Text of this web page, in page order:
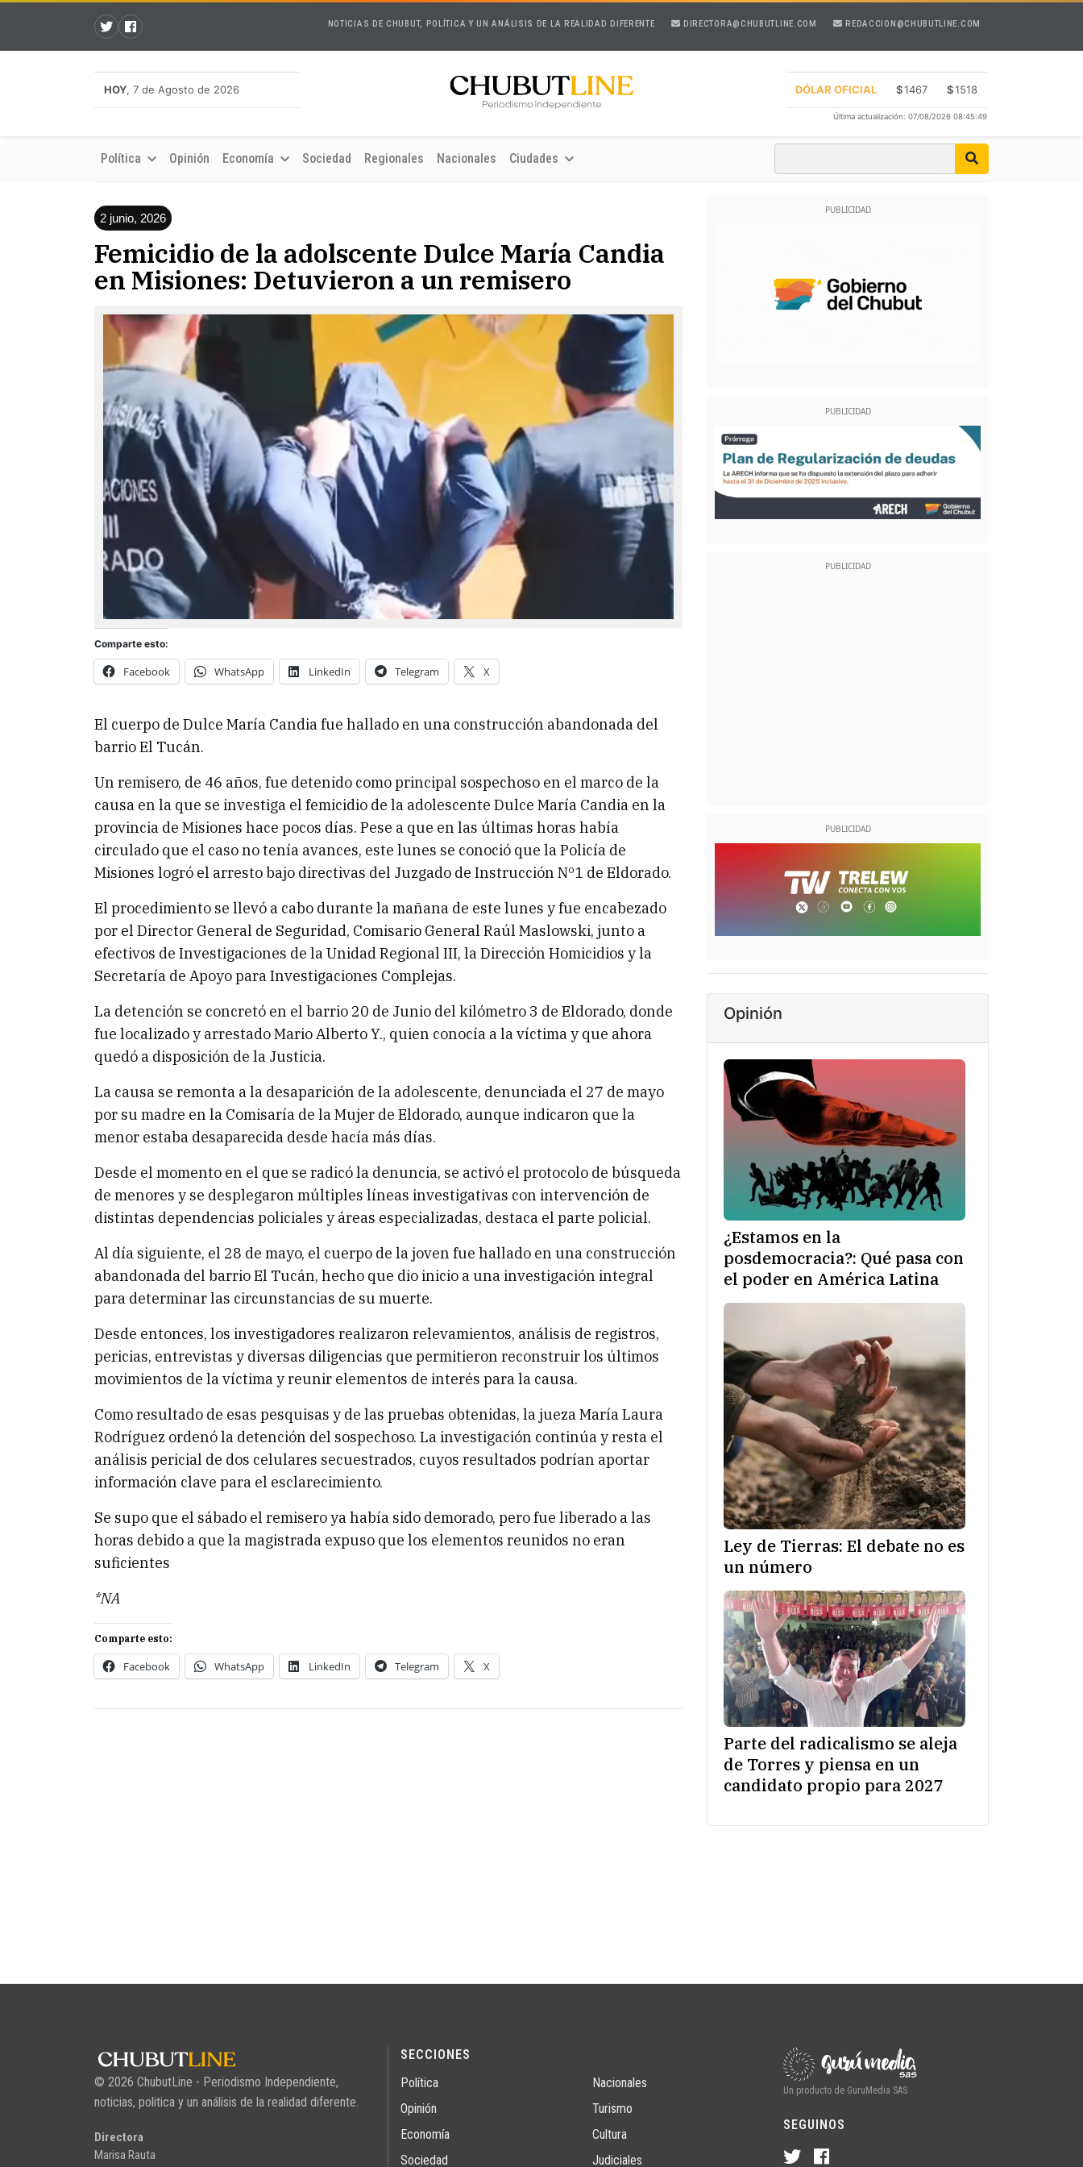
NOTICIAS DE CHUBUT, POLÍTICA Y UN ANÁLISIS DE LA REALIDAD DIFERENTE DIRECTORA@CHUBUTLINE.COM REDACCION@CHUBUTLINE.COM
HOY, 7 de Agosto de 2026 DÓLAR OFICIAL $1467 $1518
Última actualización: 07/08/2026 08:45:49
Política Opinión Economía Sociedad Regionales Nacionales Ciudades
2 junio, 2026
Femicidio de la adolscente Dulce María Candia
en Misiones: Detuvieron a un remisero
Comparte esto:
Facebook WhatsApp LinkedIn Telegram X
El cuerpo de Dulce María Candia fue hallado en una construcción abandonada del
barrio El Tucán.
Un remisero, de 46 años, fue detenido como principal sospechoso en el marco de la
causa en la que se investiga el femicidio de la adolescente Dulce María Candia en la
provincia de Misiones hace pocos días. Pese a que en las últimas horas había
circulado que el caso no tenía avances, este lunes se conoció que la Policía de
Misiones logró el arresto bajo directivas del Juzgado de Instrucción Nº1 de Eldorado.
El procedimiento se llevó a cabo durante la mañana de este lunes y fue encabezado
por el Director General de Seguridad, Comisario General Raúl Maslowski, junto a
efectivos de Investigaciones de la Unidad Regional III, la Dirección Homicidios y la
Secretaría de Apoyo para Investigaciones Complejas.
La detención se concretó en el barrio 20 de Junio del kilómetro 3 de Eldorado, donde
fue localizado y arrestado Mario Alberto Y., quien conocía a la víctima y que ahora
quedó a disposición de la Justicia.
La causa se remonta a la desaparición de la adolescente, denunciada el 27 de mayo
por su madre en la Comisaría de la Mujer de Eldorado, aunque indicaron que la
menor estaba desaparecida desde hacía más días.
Desde el momento en el que se radicó la denuncia, se activó el protocolo de búsqueda
de menores y se desplegaron múltiples líneas investigativas con intervención de
distintas dependencias policiales y áreas especializadas, destaca el parte policial.
Al día siguiente, el 28 de mayo, el cuerpo de la joven fue hallado en una construcción
abandonada del barrio El Tucán, hecho que dio inicio a una investigación integral
para determinar las circunstancias de su muerte.
Desde entonces, los investigadores realizaron relevamientos, análisis de registros,
pericias, entrevistas y diversas diligencias que permitieron reconstruir los últimos
movimientos de la víctima y reunir elementos de interés para la causa.
Como resultado de esas pesquisas y de las pruebas obtenidas, la jueza María Laura
Rodríguez ordenó la detención del sospechoso. La investigación continúa y resta el
análisis pericial de dos celulares secuestrados, cuyos resultados podrían aportar
información clave para el esclarecimiento.
Se supo que el sábado el remisero ya había sido demorado, pero fue liberado a las
horas debido a que la magistrada expuso que los elementos reunidos no eran
suficientes
*NA
Comparte esto:
Facebook WhatsApp LinkedIn Telegram X
Opinión
¿Estamos en la
posdemocracia?: Qué pasa con
el poder en América Latina
Ley de Tierras: El debate no es
un número
Parte del radicalismo se aleja
de Torres y piensa en un
candidato propio para 2027
© 2026 ChubutLine - Periodismo Independiente,
noticias, politica y un análisis de la realidad diferente.
Directora
Marisa Rauta
SECCIONES
Política
Opinión
Economía
Sociedad
Nacionales
Turismo
Cultura
Judiciales
Un producto de GuruMedia SAS
SEGUINOS